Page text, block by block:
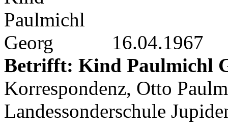
16.04.1967
Betrifft: Kind Paulmichl
Korrespondenz, Otto
Landessonderschule